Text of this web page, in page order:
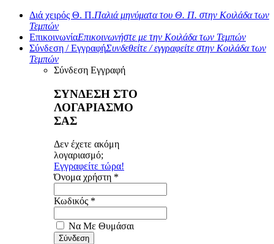
Διά χειρός Θ. Π.Παλιά μηνύματα του Θ. Π. στην Κοιλάδα των
Τεμπών
ΕπικοινωνίαΕπικοινωνήστε με την Κοιλάδα των Τεμπών
Σύνδεση / ΕγγραφήΣυνδεθείτε / εγγραφείτε στην Κοιλάδα των
Τεμπών
Σύνδεση Εγγραφή
ΣΥΝΔΕΣΗ ΣΤΟ
ΛΟΓΑΡΙΑΣΜΟ
ΣΑΣ
Δεν έχετε ακόμη
λογαριασμό;
Εγγραφείτε τώρα!
Όνομα χρήστη *
Κωδικός *
Να Με Θυμάσαι